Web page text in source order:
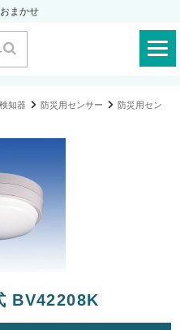
まかせ
検知器 防災用センサー
防災用セン
BV42208K